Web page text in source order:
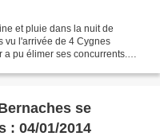
et pluie dans la nuit de
vu l'arrivée de 4 Cygnes
a pu élimer ses concurrents.
se
: 04/01/2014